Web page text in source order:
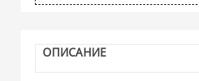
ОПИСАНИЕ